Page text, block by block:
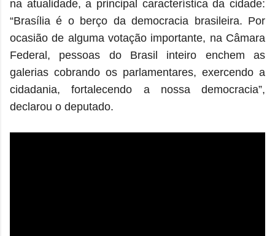
na atualidade, a principal característica da cidade:
“Brasília é o berço da democracia brasileira. Por
ocasião de alguma votação importante, na Câmara
Federal, pessoas do Brasil inteiro enchem as
galerias cobrando os parlamentares, exercendo a
cidadania, fortalecendo a nossa democracia”,
declarou o deputado.